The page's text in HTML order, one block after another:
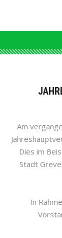
Am
Dies im
Stadt
In